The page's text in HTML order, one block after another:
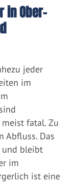
in Ober-
jeder
im
fatal. Zu
Abfluss. Das
und bleibt
im
ist eine